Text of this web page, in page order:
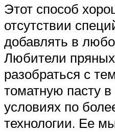
Этот способ
отсутствии
добавлять в
Любители
разобраться с
томатную пасту
условиях по
технологии. Ее